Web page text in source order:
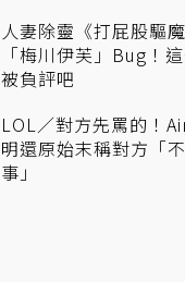
人妻除靈《打屁股驅
「梅川伊芙」Bug！
被負評吧
LOL／對方先罵的！
明還原始末稱對方「
事」